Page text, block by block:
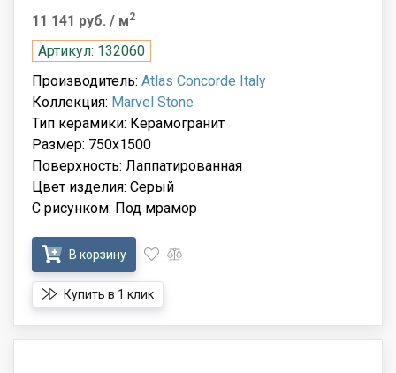
11 141 руб. / м2
Артикул: 132060
Производитель: Atlas Concorde Italy
Коллекция: Marvel Stone
Тип керамики: Керамогранит
Размер: 750x1500
Поверхность: Лаппатированная
Цвет изделия: Серый
С рисунком: Под мрамор
В корзину
Купить в 1 клик